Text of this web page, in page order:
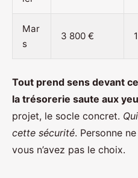
Mar
s
3 800 €
Tout prend sens devant
la trésorerie saute aux
projet, le socle concret.
cette sécurité. Personne
vous n’avez pas le choix.